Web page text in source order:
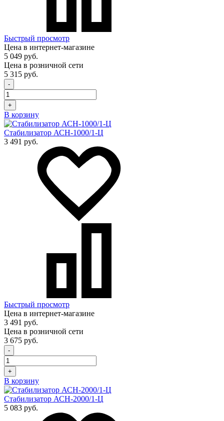
Быстрый просмотр
Цена в интернет-магазине
5 049 руб.
Цена в розничной сети
5 315 руб.
-
+
В корзину
Стабилизатор АСН-1000/1-Ц
3 491 руб.
Быстрый просмотр
Цена в интернет-магазине
3 491 руб.
Цена в розничной сети
3 675 руб.
-
+
В корзину
Стабилизатор АСН-2000/1-Ц
5 083 руб.